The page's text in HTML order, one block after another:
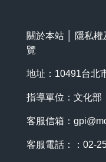
關於本站 隱私權
覽
地址：10491台北
指導單位：文化部
客服信箱：
客服電話：：02-